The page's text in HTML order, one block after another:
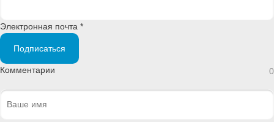
Электронная почта *
Подписаться
Комментарии 0